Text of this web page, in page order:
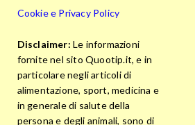
Cookie e Privacy Policy
Disclaimer: Le informazioni
fornite nel sito Quootip.it, e in
particolare negli articoli di
alimentazione, sport, medicina e
in generale di salute della
persona e degli animali, sono di